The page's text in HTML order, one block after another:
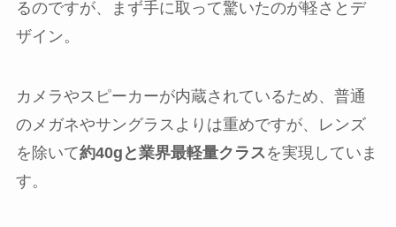
るのですが、まず手に取って驚いたのが軽さとデ
ザイン。
カメラやスピーカーが内蔵されているため、普通
のメガネやサングラスよりは重めですが、レンズ
を除いて約40gと業界最軽量クラスを実現していま
す。